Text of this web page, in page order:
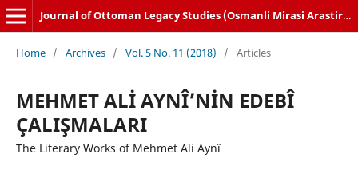
Journal of Ottoman Legacy Studies (Osmanli Mirasi Arastirmalari Dergisi)
Home / Archives / Vol. 5 No. 11 (2018) / Articles
MEHMET ALİ AYNÎ’NİN EDEBÎ
ÇALIŞMALARI
The Literary Works of Mehmet Ali Aynî